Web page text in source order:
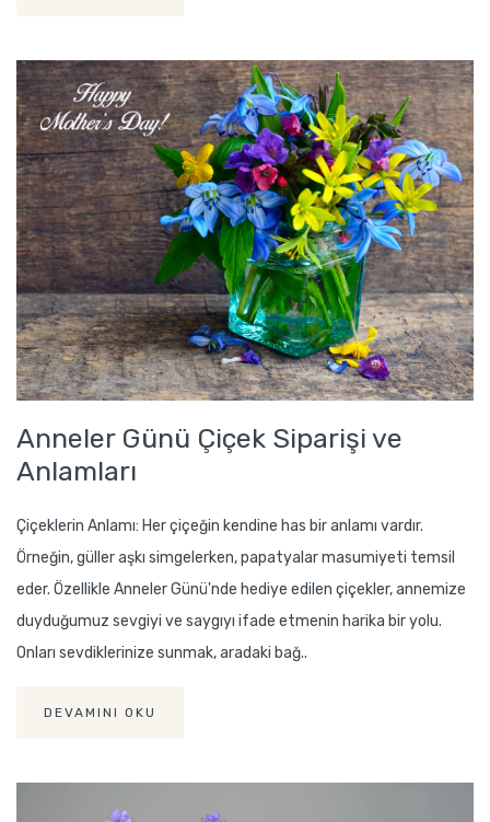
Anneler Günü Çiçek Siparişi ve
Anlamları
Çiçeklerin Anlamı: Her çiçeğin kendine has bir anlamı vardır.
Örneğin, güller aşkı simgelerken, papatyalar masumiyeti temsil
eder. Özellikle Anneler Günü'nde hediye edilen çiçekler, annemize
duyduğumuz sevgiyi ve saygıyı ifade etmenin harika bir yolu.
Onları sevdiklerinize sunmak, aradaki bağ..
DEVAMINI OKU